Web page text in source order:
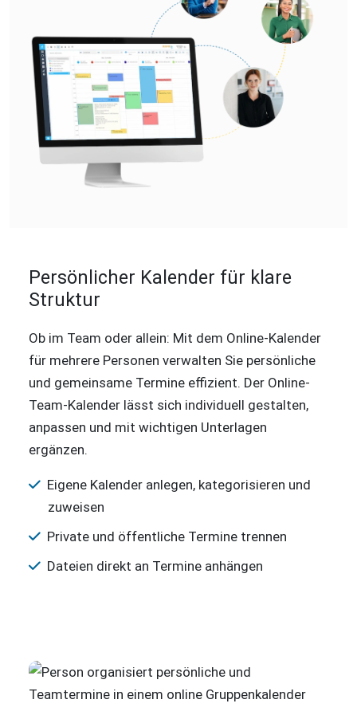
Persönlicher Kalender für klare
Struktur
Ob im Team oder allein: Mit dem Online-Kalender
für mehrere Personen verwalten Sie persönliche
und gemeinsame Termine effizient. Der Online-
Team-Kalender lässt sich individuell gestalten,
anpassen und mit wichtigen Unterlagen
ergänzen.
Eigene Kalender anlegen, kategorisieren und
zuweisen
Private und öffentliche Termine trennen
Dateien direkt an Termine anhängen